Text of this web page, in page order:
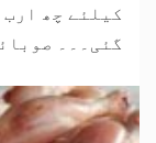
کیلئے چھ
گئی۔۔۔